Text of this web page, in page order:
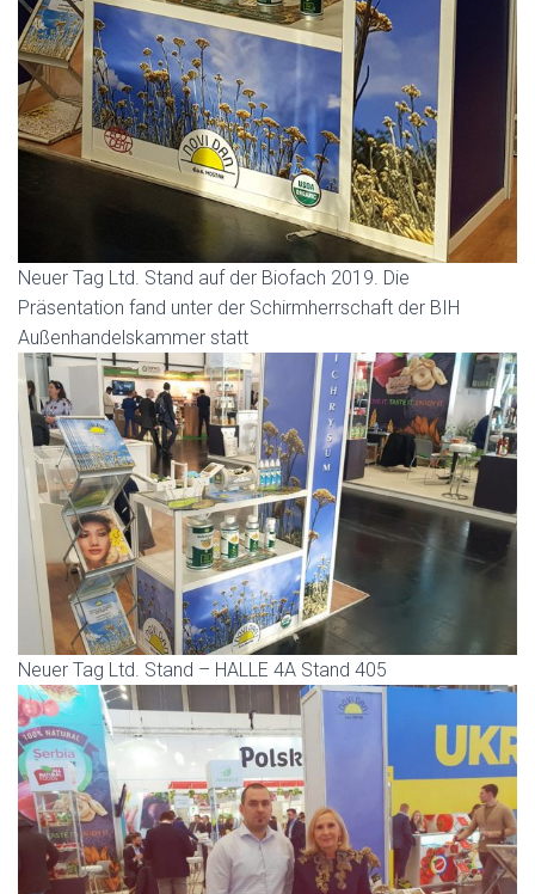
Neuer Tag Ltd. Stand auf der Biofach 2019. Die
Präsentation fand unter der Schirmherrschaft der BIH
Außenhandelskammer statt
Neuer Tag Ltd. Stand – HALLE 4A Stand 405